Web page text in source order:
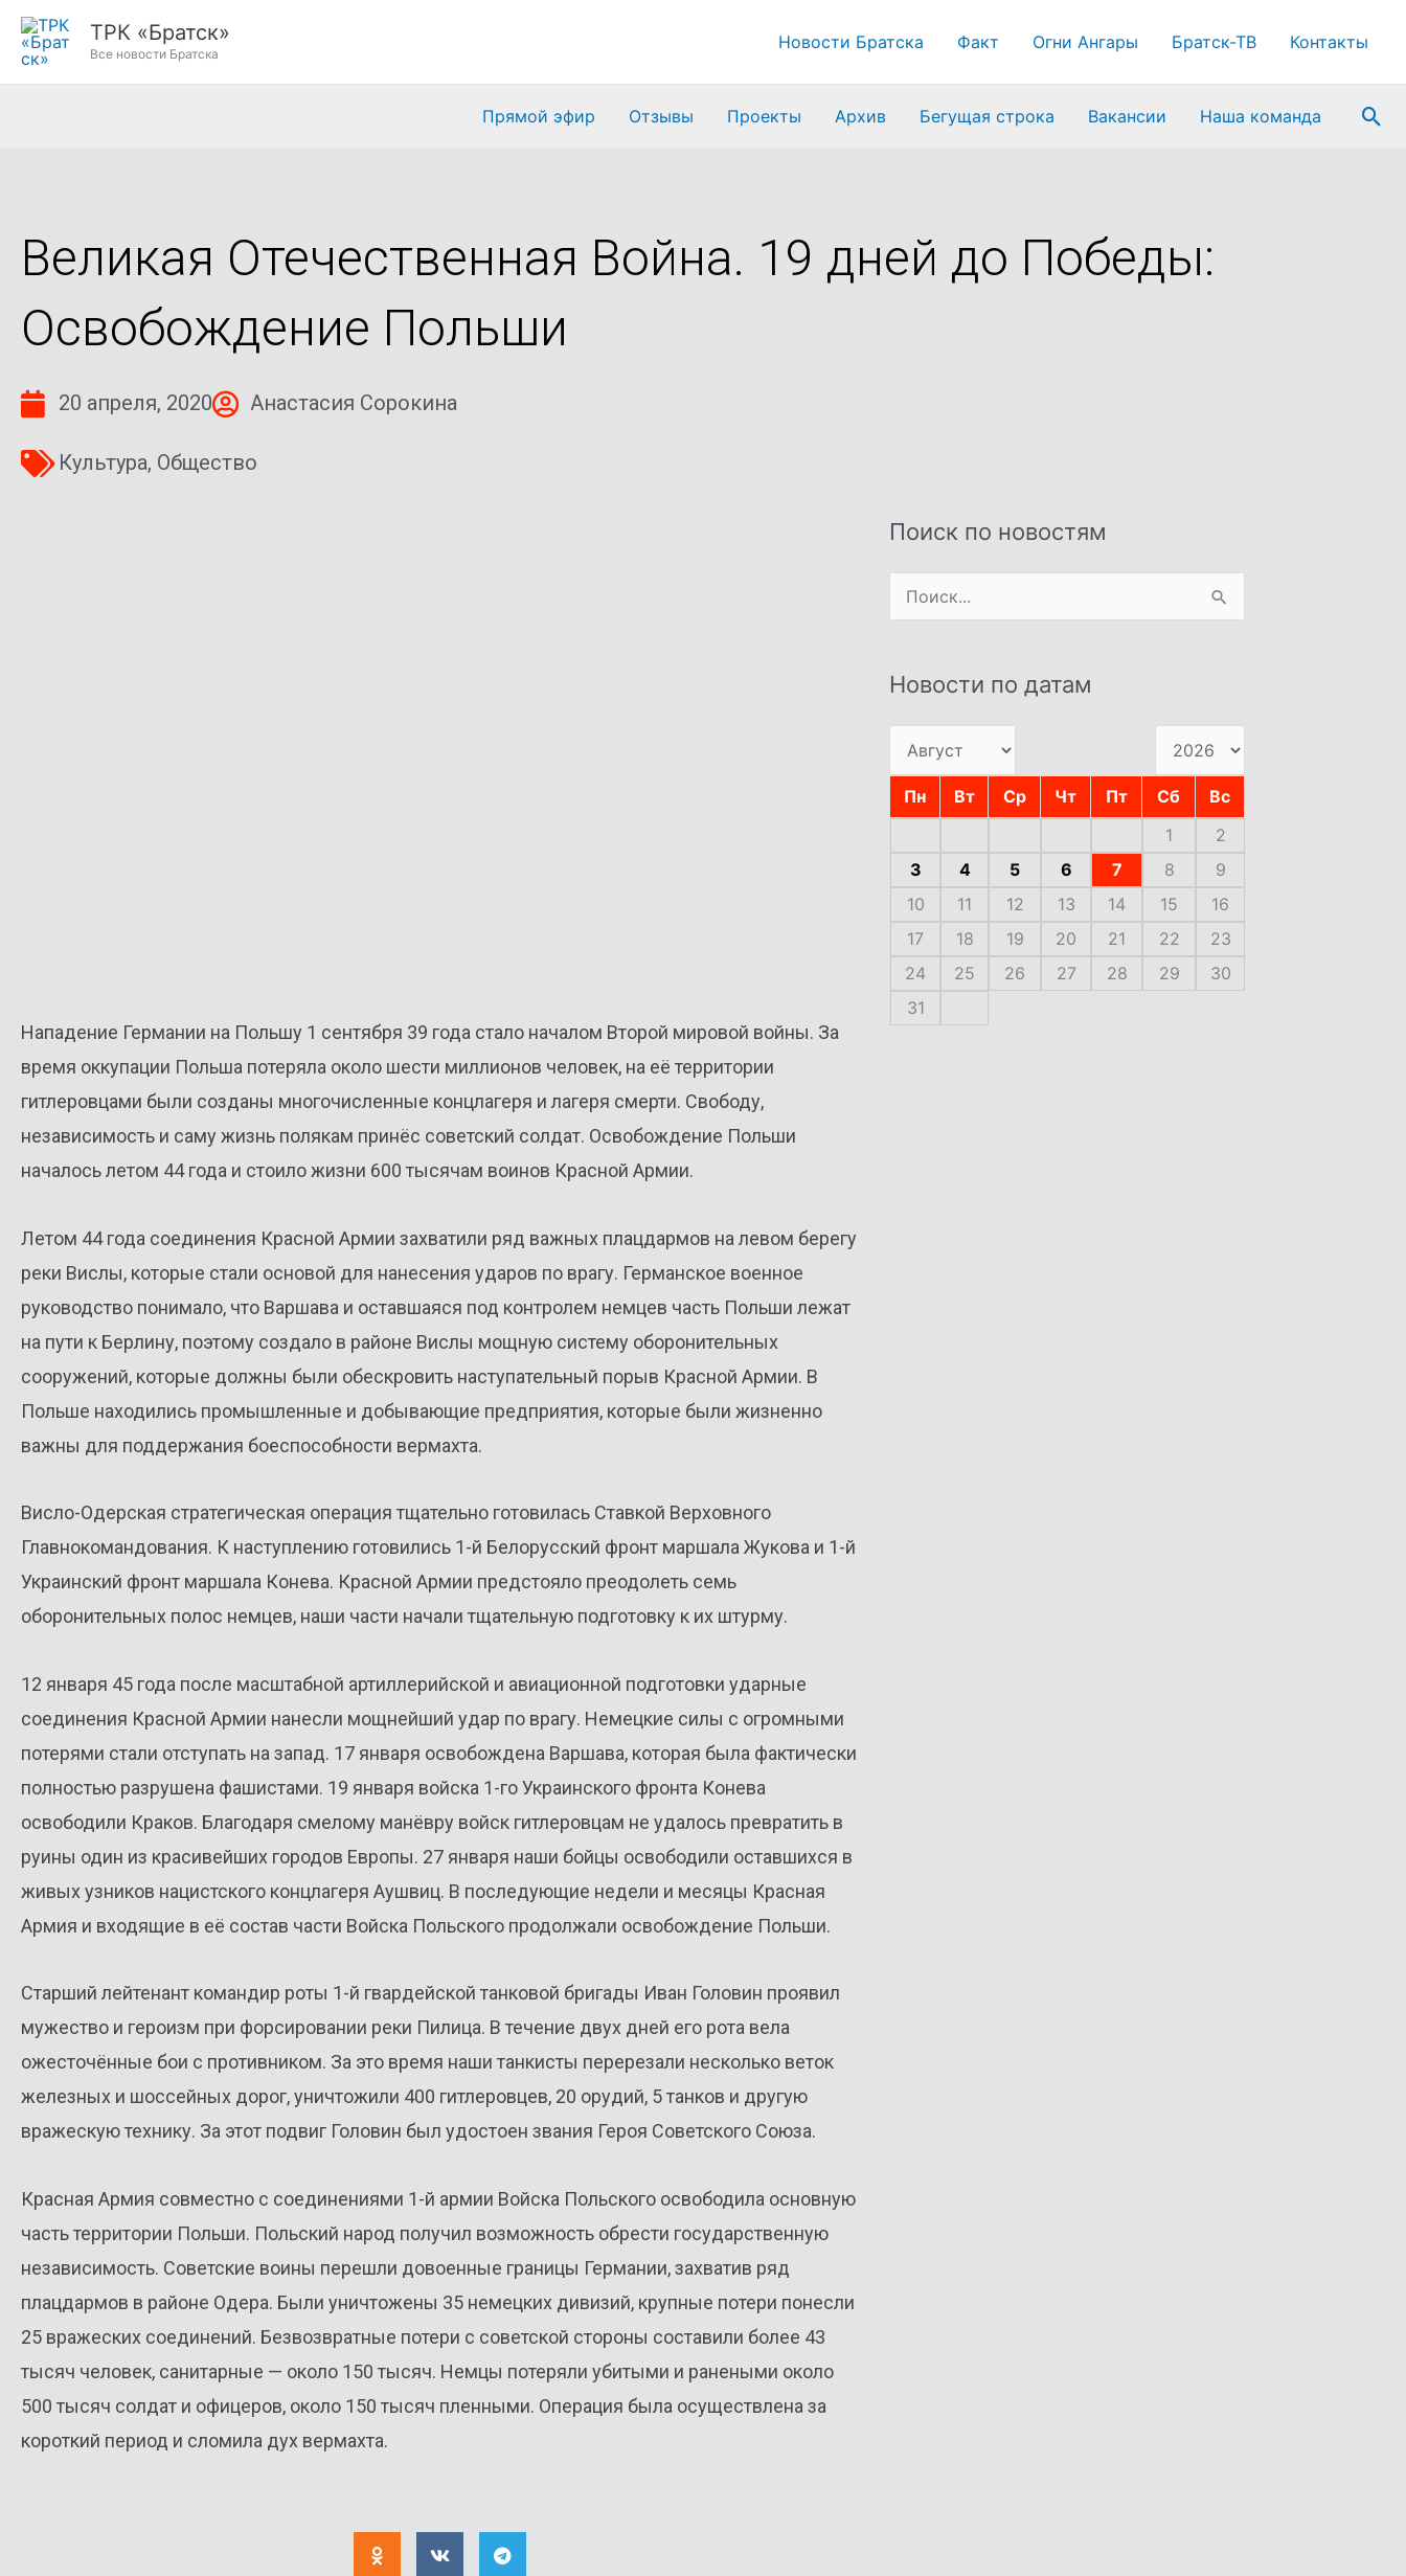
Перейти
ТРК «Братск»
Все новости Братска
Новости Братска Факт Огни Ангары Братск-ТВ Контакты
Прямой эфир Отзывы Проекты Архив Бегущая строка Вакансии Наша команда
Великая Отечественная Война. 19 дней до Победы:
Освобождение Польши
20 апреля, 2020 Анастасия Сорокина
Культура, Общество
Нападение Германии на Польшу 1 сентября 39 года стало началом Второй мировой войны. За
время оккупации Польша потеряла около шести миллионов человек, на её территории
гитлеровцами были созданы многочисленные концлагеря и лагеря смерти. Свободу,
независимость и саму жизнь полякам принёс советский солдат. Освобождение Польши
началось летом 44 года и стоило жизни 600 тысячам воинов Красной Армии.
Летом 44 года соединения Красной Армии захватили ряд важных плацдармов на левом берегу
реки Вислы, которые стали основой для нанесения ударов по врагу. Германское военное
руководство понимало, что Варшава и оставшаяся под контролем немцев часть Польши лежат
на пути к Берлину, поэтому создало в районе Вислы мощную систему оборонительных
сооружений, которые должны были обескровить наступательный порыв Красной Армии. В
Польше находились промышленные и добывающие предприятия, которые были жизненно
важны для поддержания боеспособности вермахта.
Висло-Одерская стратегическая операция тщательно готовилась Ставкой Верховного
Главнокомандования. К наступлению готовились 1-й Белорусский фронт маршала Жукова и 1-й
Украинский фронт маршала Конева. Красной Армии предстояло преодолеть семь
оборонительных полос немцев, наши части начали тщательную подготовку к их штурму.
12 января 45 года после масштабной артиллерийской и авиационной подготовки ударные
соединения Красной Армии нанесли мощнейший удар по врагу. Немецкие силы с огромными
потерями стали отступать на запад. 17 января освобождена Варшава, которая была фактически
полностью разрушена фашистами. 19 января войска 1-го Украинского фронта Конева
освободили Краков. Благодаря смелому манёвру войск гитлеровцам не удалось превратить в
руины один из красивейших городов Европы. 27 января наши бойцы освободили оставшихся в
живых узников нацистского концлагеря Аушвиц. В последующие недели и месяцы Красная
Армия и входящие в её состав части Войска Польского продолжали освобождение Польши.
Старший лейтенант командир роты 1-й гвардейской танковой бригады Иван Головин проявил
мужество и героизм при форсировании реки Пилица. В течение двух дней его рота вела
ожесточённые бои с противником. За это время наши танкисты перерезали несколько веток
железных и шоссейных дорог, уничтожили 400 гитлеровцев, 20 орудий, 5 танков и другую
вражескую технику. За этот подвиг Головин был удостоен звания Героя Советского Союза.
Красная Армия совместно с соединениями 1-й армии Войска Польского освободила основную
часть территории Польши. Польский народ получил возможность обрести государственную
независимость. Советские воины перешли довоенные границы Германии, захватив ряд
плацдармов в районе Одера. Были уничтожены 35 немецких дивизий, крупные потери понесли
25 вражеских соединений. Безвозвратные потери с советской стороны составили более 43
тысяч человек, санитарные — около 150 тысяч. Немцы потеряли убитыми и ранеными около
500 тысяч солдат и офицеров, около 150 тысяч пленными. Операция была осуществлена за
короткий период и сломила дух вермахта.
Поиск по новостям
Поиск:
Новости по датам
Пн Вт Ср Чт Пт Сб
Вс
1
2
3
4 5 6 7 8
9
10
11 12 13 14 15
16
17
18 19 20 21 22
23
24
25 26 27 28 29
30
31